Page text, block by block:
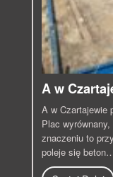
A w
A w Czartajewie
Plac
znaczeniu to
poleje się